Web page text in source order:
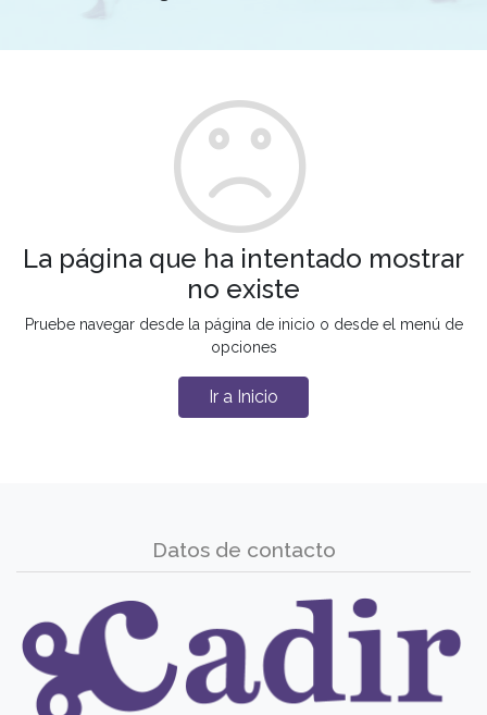
La página que ha intentado mostrar
no existe
Pruebe navegar desde la página de inicio o desde el menú de
opciones
Ir a Inicio
Datos de contacto